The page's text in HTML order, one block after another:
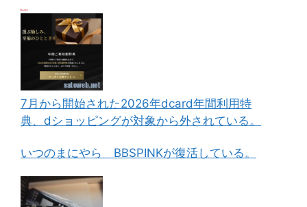
7月から開始された2026年dcard年間利用特
典、dショッピングが対象から外されている。
いつのまにやら BBSPINKが復活している。